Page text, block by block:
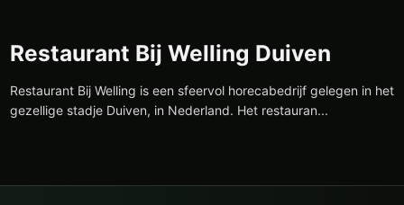
Restaurant Bij Welling Duiven
Restaurant Bij Welling is een sfeervol horecabedrijf gelegen in het
gezellige stadje Duiven, in Nederland. Het restauran...